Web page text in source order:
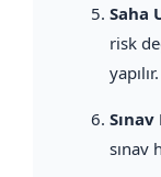
Saha
risk
yapılır.
sınav